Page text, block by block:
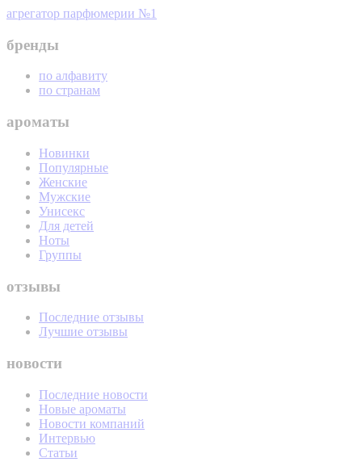
агрегатор парфюмерии №1
бренды
по алфавиту
по странам
ароматы
Новинки
Популярные
Женские
Мужские
Унисекс
Для детей
Ноты
Группы
отзывы
Последние отзывы
Лучшие отзывы
новости
Последние новости
Новые ароматы
Новости компаний
Интервью
Статьи